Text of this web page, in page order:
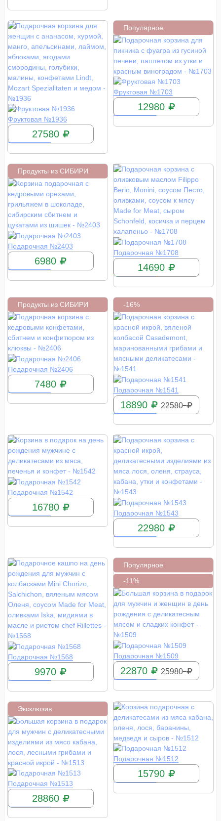
Фруктовая №1936
КУПИТЬ
27580
Популярное
Фруктовая №1703
КУПИТЬ
12980
Продукты из СИБИРИ
Подарочная №2403
КУПИТЬ
6980
Подарочная №1708
КУПИТЬ
14690
Продукты из СИБИРИ
Подарочная №2406
КУПИТЬ
7480
-16%
Подарочная №1541
КУПИТЬ
18890
22580
Подарочная №1542
КУПИТЬ
16780
Подарочная №1543
КУПИТЬ
22980
Подарочная №1568
КУПИТЬ
9970
Популярное
-11%
Подарочная №1509
КУПИТЬ
22870
25980
Эксклюзив
Подарочная №1513
КУПИТЬ
28860
Подарочная №1512
КУПИТЬ
15790